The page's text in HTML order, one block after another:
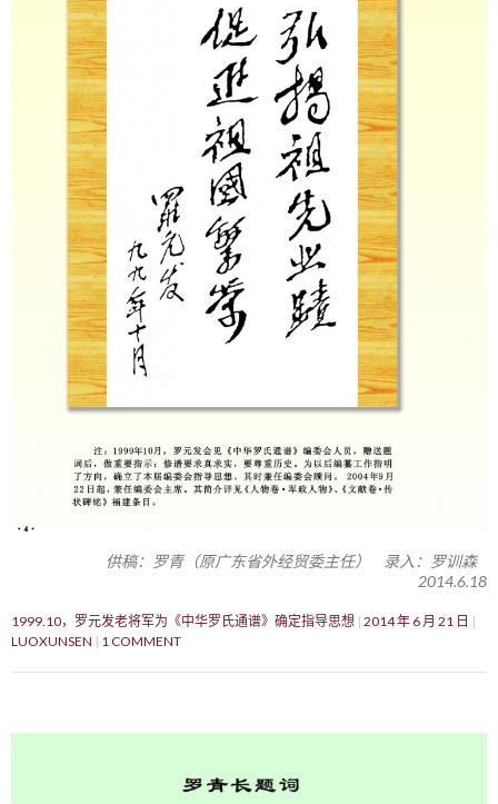
供稿：罗青（原广东省外经贸委主任） 录入：罗训森
2014.6.18
1999.10，罗元发老将军为《中华罗氏通谱》确定指导思想 2014 年 6 月 21 日
LUOXUNSEN
1 COMMENT